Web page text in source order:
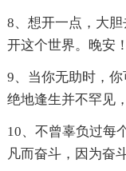
8、想开一点，大
开这个世界。晚安！
9、当你无助时，
绝地逢生并不罕见
10、不曾辜负过每
凡而奋斗，因为奋